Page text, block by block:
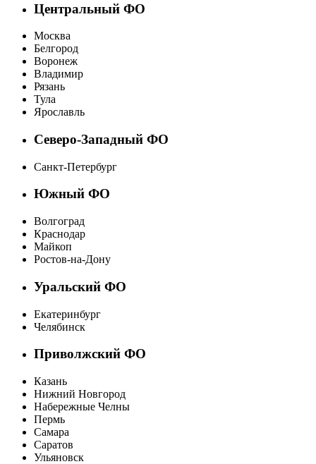
Центральный ФО
Москва
Белгород
Воронеж
Владимир
Рязань
Тула
Ярославль
Северо-Западный ФО
Санкт-Петербург
Южный ФО
Волгоград
Краснодар
Майкоп
Ростов-на-Дону
Уральский ФО
Екатеринбург
Челябинск
Приволжский ФО
Казань
Нижний Новгород
Набережные Челны
Пермь
Самара
Саратов
Ульяновск